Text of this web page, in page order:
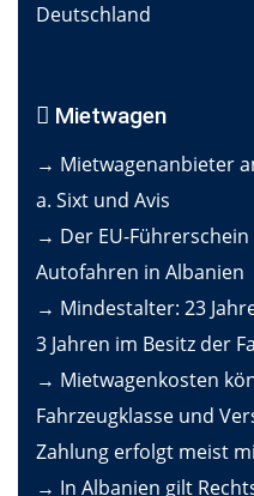
Deutschland
Mietwagen
→ Mietwagenanbieter
a. Sixt und Avis
→ Der EU-
Autofahren in Albanien
→ Mindestalter: 23
3 Jahren im Besitz der
→ Mietwagenkosten
Fahrzeugklasse und
Zahlung erfolgt meist
→ In Albanien gilt